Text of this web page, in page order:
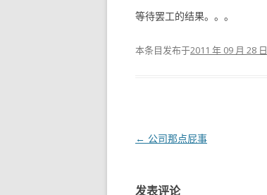
等待罢工的结果。。。
本条目发布于2011 年 09 月 28 日
文
← 公司那点屁事
发表评论